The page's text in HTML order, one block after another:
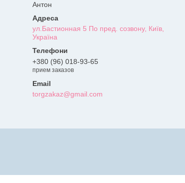
Антон
ул.Бастионная 5 По пред. созвону, Київ,
Україна
+380 (96) 018-93-65
прием заказов
torgzakaz@gmail.com